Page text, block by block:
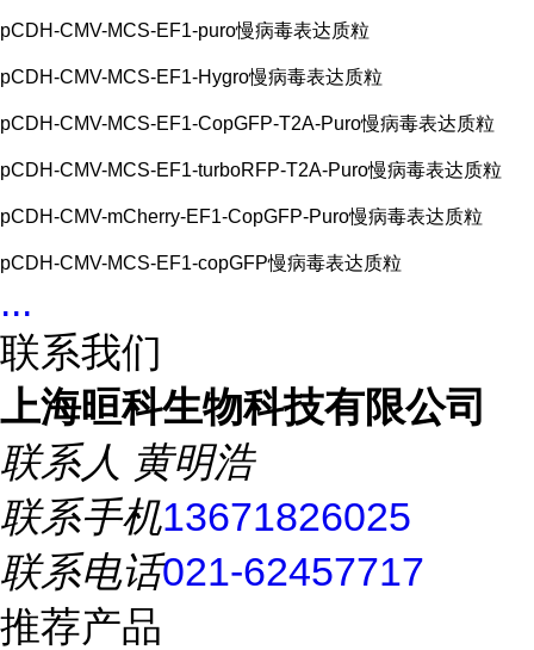
pCDH-CMV-MCS-EF1-puro慢病毒表达质粒
pCDH-CMV-MCS-EF1-Hygro慢病毒表达质粒
pCDH-CMV-MCS-EF1-CopGFP-T2A-Puro慢病毒表达质粒
pCDH-CMV-MCS-EF1-turboRFP-T2A-Puro慢病毒表达质粒
pCDH-CMV-mCherry-EF1-CopGFP-Puro慢病毒表达质粒
pCDH-CMV-MCS-EF1-copGFP慢病毒表达质粒
...
联系我们
上海晅科生物科技有限公司
联系人 黄明浩
联系手机13671826025
联系电话021-62457717
推荐产品